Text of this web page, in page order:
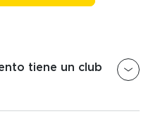
tiene un club